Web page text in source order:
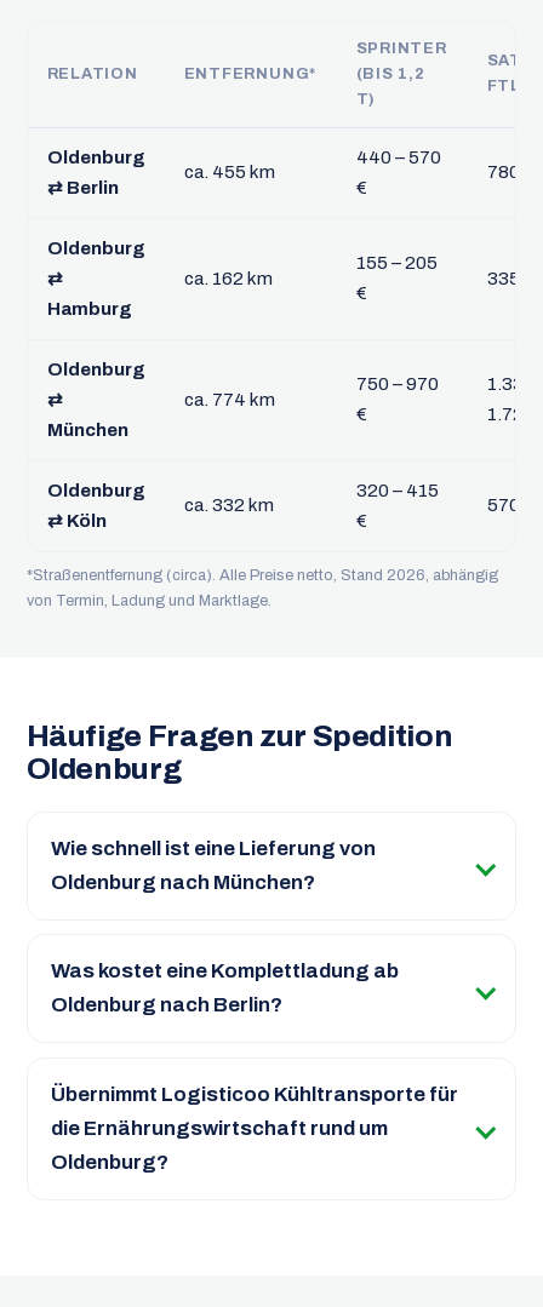
RELATION ENTFERNUNG*
SPRINTER
(BIS 1,2
T)
FTL
Oldenburg
⇄ Berlin
ca. 455 km
440 – 570
€
780 –
Oldenburg
⇄
Hamburg
ca. 162 km
155 – 205
€
335 –
Oldenburg
⇄
München
ca. 774 km
750 – 970
€
1.330
1.720
Oldenburg
⇄ Köln
ca. 332 km
320 – 415
€
570 –
*Straßenentfernung (circa). Alle Preise netto, Stand 2026, abhängig
von Termin, Ladung und Marktlage.
Häufige Fragen zur Spedition
Oldenburg
Wie schnell ist eine Lieferung von
Oldenburg nach München?
Was kostet eine Komplettladung ab
Oldenburg nach Berlin?
Übernimmt Logisticoo Kühltransporte für
die Ernährungswirtschaft rund um
Oldenburg?